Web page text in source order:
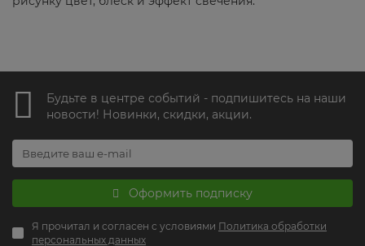
Будьте в центре событий - подпишитесь на наши
новости! Новинки, скидки, акции.
Оформить подписку
Я прочитал и согласен с условиями Политика обработки
персональных данных